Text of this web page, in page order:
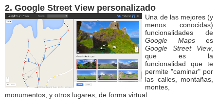
2. Google Street View personalizado
Una de las mejores (y
menos conocidas)
funcionalidades de
Google Maps es
Google Street View,
que es la
funcionalidad que te
permite "caminar" por
las calles, montañas,
montes,
monumentos, y otros lugares, de forma virtual.